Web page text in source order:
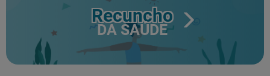
Recuncho
DA SAÚDE